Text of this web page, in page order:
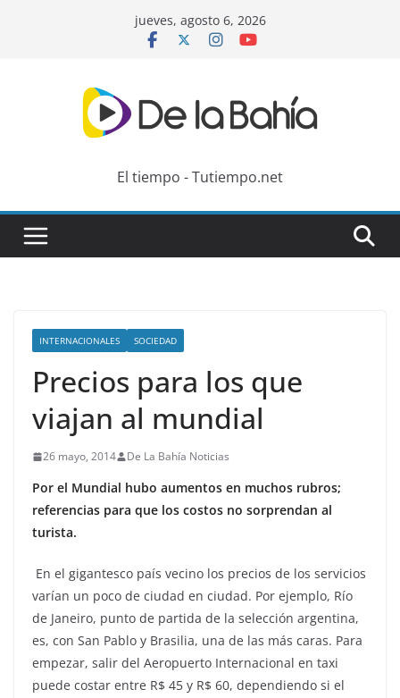
jueves, agosto 6, 2026
El tiempo - Tutiempo.net
INTERNACIONALES SOCIEDAD
Precios para los que
viajan al mundial
26 mayo, 2014 De La Bahía Noticias
Por el Mundial hubo aumentos en muchos rubros;
referencias para que los costos no sorprendan al
turista.
En el gigantesco país vecino los precios de los servicios
varían un poco de ciudad en ciudad. Por ejemplo, Río
de Janeiro, punto de partida de la selección argentina,
es, con San Pablo y Brasilia, una de las más caras. Para
empezar, salir del Aeropuerto Internacional en taxi
puede costar entre R$ 45 y R$ 60, dependiendo si el